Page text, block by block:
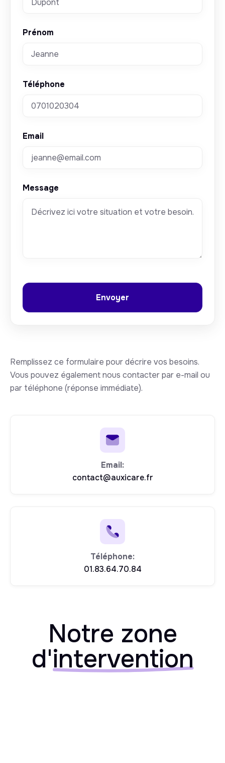
Prénom
Téléphone
Email
Message
Remplissez ce formulaire pour décrire vos besoins.
Vous pouvez également nous contacter par e-mail ou
par téléphone (réponse immédiate).
Email:
contact@auxicare.fr
Téléphone:
01.83.64.70.84
Notre zone
d'intervention